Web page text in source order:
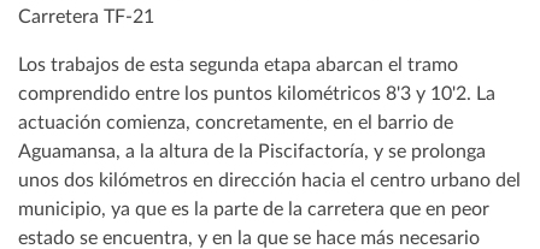
Los trabajos de esta segunda etapa abarcan el tramo
comprendido entre los puntos kilométricos 8'3 y 10'2. La
actuación comienza, concretamente, en el barrio de
Aguamansa, a la altura de la Piscifactoría, y se prolonga
unos dos kilómetros en dirección hacia el centro urbano del
municipio, ya que es la parte de la carretera que en peor
estado se encuentra, y en la que se hace más necesario